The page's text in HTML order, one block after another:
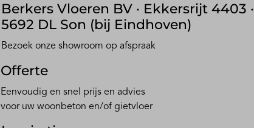
Berkers Vloeren BV · Ekkersrijt 4403 ·
5692 DL Son (bij Eindhoven)
Bezoek onze showroom op afspraak
Offerte
Eenvoudig en snel prijs en advies
voor uw woonbeton en/of gietvloer